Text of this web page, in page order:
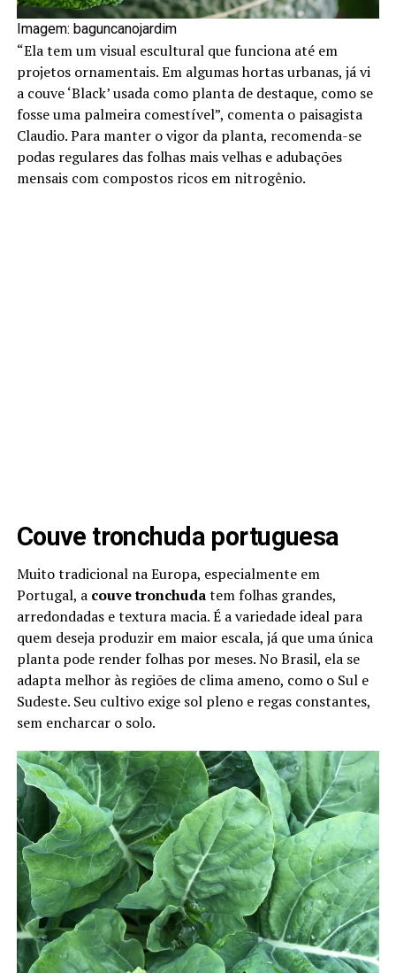
Imagem: baguncanojardim
“Ela tem um visual escultural que funciona até em
projetos ornamentais. Em algumas hortas urbanas, já vi
a couve ‘Black’ usada como planta de destaque, como se
fosse uma palmeira comestível”, comenta o paisagista
Claudio. Para manter o vigor da planta, recomenda-se
podas regulares das folhas mais velhas e adubações
mensais com compostos ricos em nitrogênio.
Couve tronchuda portuguesa
Muito tradicional na Europa, especialmente em
Portugal, a couve tronchudatem folhas grandes,
arredondadas e textura macia. É a variedade ideal para
quem deseja produzir em maior escala, já que uma única
planta pode render folhas por meses. No Brasil, ela se
adapta melhor às regiões de clima ameno, como o Sul e
Sudeste. Seu cultivo exige sol pleno e regas constantes,
sem encharcar o solo.